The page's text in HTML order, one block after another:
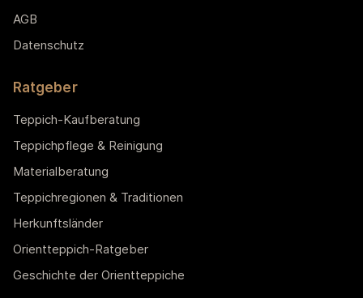
AGB
Datenschutz
Ratgeber
Teppich-Kaufberatung
Teppichpflege & Reinigung
Materialberatung
Teppichregionen & Traditionen
Herkunftsländer
Orientteppich-Ratgeber
Geschichte der Orientteppiche